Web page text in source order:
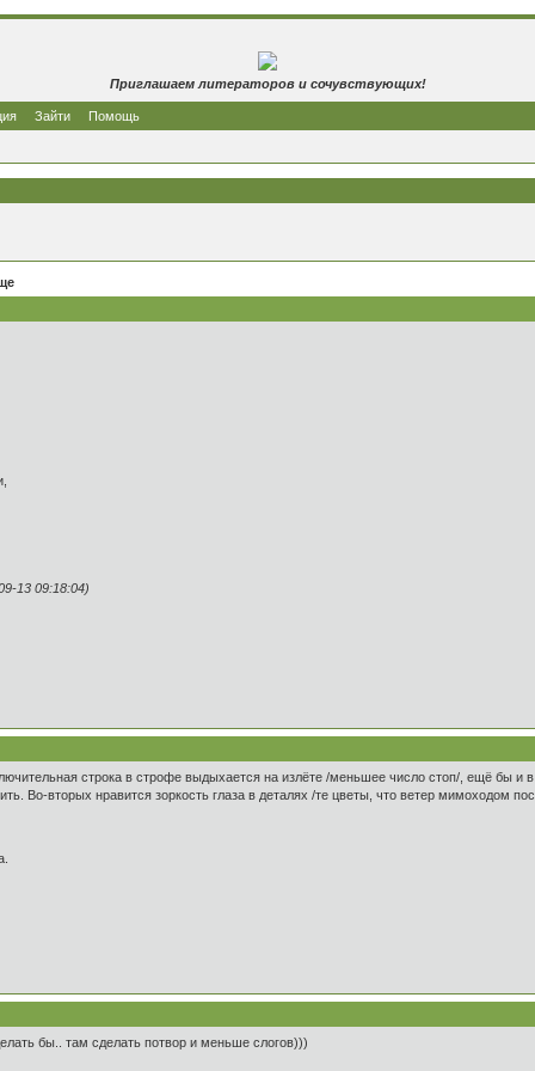
Приглашаем литераторов и сочувствующих!
Зайти Помощь
13 09:18:04)
строка в строфе выдыхается на излёте /меньшее число стоп/, ещё бы и
Во-вторых нравится зоркость глаза в деталях /те цветы, что ветер мимоходом
бы.. там сделать потвор и меньше слогов)))